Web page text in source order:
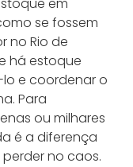
em
se fossem
no Rio de
há estoque
lo e coordenar o
Para
ou milhares
é a diferença
no caos.